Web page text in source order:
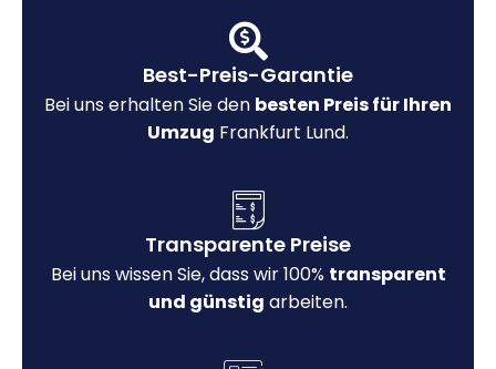
Best-Preis-Garantie
Bei uns erhalten Sie den besten Preis für Ihren
Umzug Frankfurt Lund.
Transparente Preise
Bei uns wissen Sie, dass wir 100% transparent
und günstig arbeiten.